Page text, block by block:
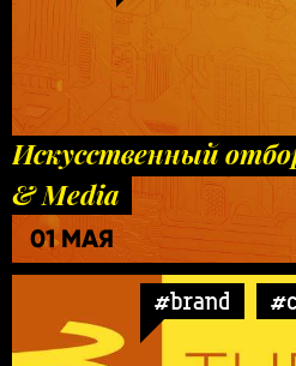
Искусственный
& Media
01 МАЯ
#brand